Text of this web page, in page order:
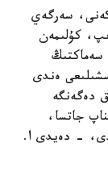
سەرگەي
كۇلىمەن
سەماكتىڭ
ەندى
دەگەنگە
جاتسا،
- دەيدى ا.